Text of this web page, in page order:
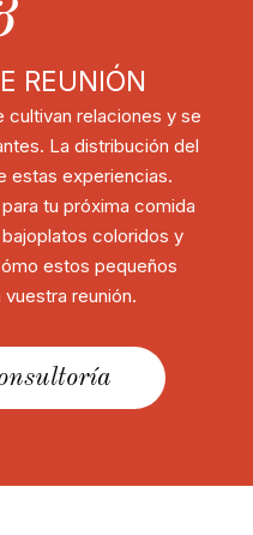
REUNIÓN
cultivan relaciones y se
La distribución del
estas experiencias.
tu próxima comida
coloridos y
estos pequeños
reunión.